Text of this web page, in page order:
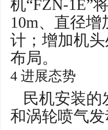
机“FZN-1E”
10m、直径
计；增加机
布局。
4 进展态势
民机安装的
和涡轮喷气发